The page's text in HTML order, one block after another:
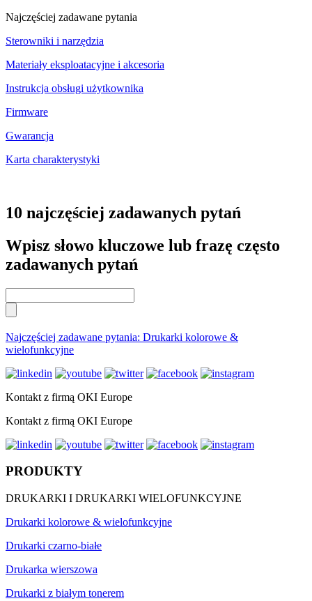
Najczęściej zadawane pytania
Sterowniki i narzędzia
Materiały eksploatacyjne i akcesoria
Instrukcja obsługi użytkownika
Firmware
Gwarancja
Karta charakterystyki
10 najczęściej zadawanych pytań
Wpisz słowo kluczowe lub frazę często
zadawanych pytań
Najczęściej zadawane pytania: Drukarki kolorowe &
wielofunkcyjne
Kontakt z firmą OKI Europe
Kontakt z firmą OKI Europe
PRODUKTY
DRUKARKI I DRUKARKI WIELOFUNKCYJNE
Drukarki kolorowe & wielofunkcyjne
Drukarki czarno-białe
Drukarka wierszowa
Drukarki z białym tonerem